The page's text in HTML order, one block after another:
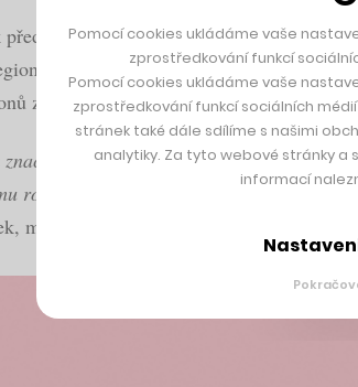
před necelými devíti lety a obchod, který
V loňském roce se i díky
z loňského roku, a tak ve společném
kterou jsme už od založení
rozvoji značky ve spolupráci se
majitel a CEO Footshopu.
Pomocí cookies ukládáme vaše
zprostředkování funkcí
Pomocí cookies ukládáme vaše
zprostředkování funkcí sociálních
stránek také dále sdílíme s našimi
analytiky. Za tyto webové stránky a
informací